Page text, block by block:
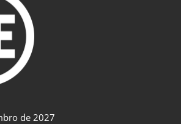
de 2027